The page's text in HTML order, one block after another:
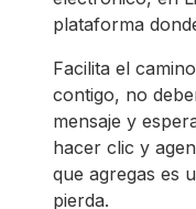
plataforma
Facilita el
contigo, no
mensaje y
hacer clic y
que agregas es
pierda.